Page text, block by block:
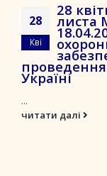
28
Кві
28
листа
Україні
...
читати далі